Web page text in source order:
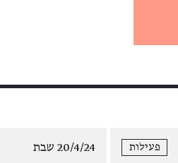
פעילות 20/4/24 שבת